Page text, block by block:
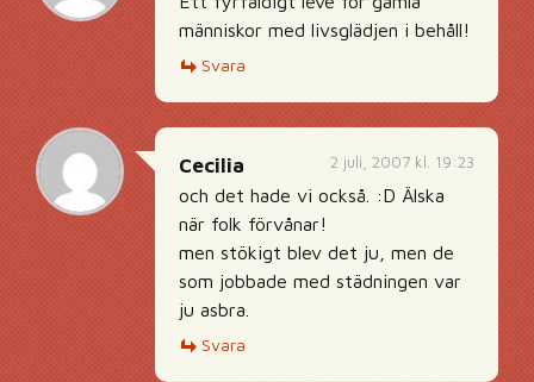
människor med livsglädjen i behåll!
Svara
2 juli, 2007 kl. 19:23
Cecilia
och det hade vi också. :D Älska
när folk förvånar!
men stökigt blev det ju, men de
som jobbade med städningen var
ju asbra.
Svara